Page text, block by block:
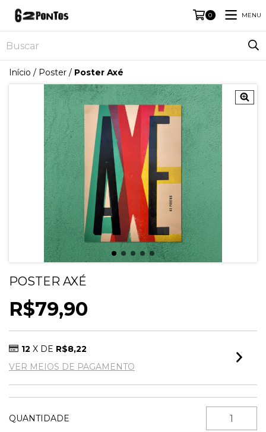
0 MENU
Início / Poster / Poster Axé
POSTER AXÉ
R$79,90
12 X DE R$8,22
VER MEIOS DE PAGAMENTO
QUANTIDADE